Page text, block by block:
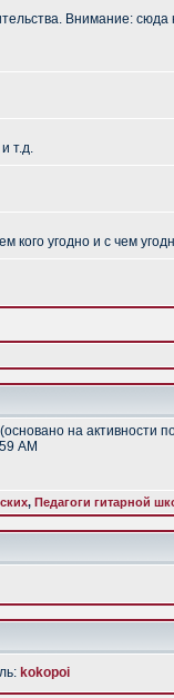
Внимание: сюда
т.д.
кого угодно и с чем
на активности
AM
, Педагоги гитарной
kokopoi